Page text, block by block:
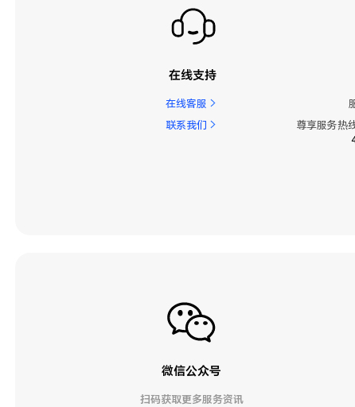
在线支持
在线客服
联系我们
尊享服务热
微信公众号
扫码获取更多服务资讯